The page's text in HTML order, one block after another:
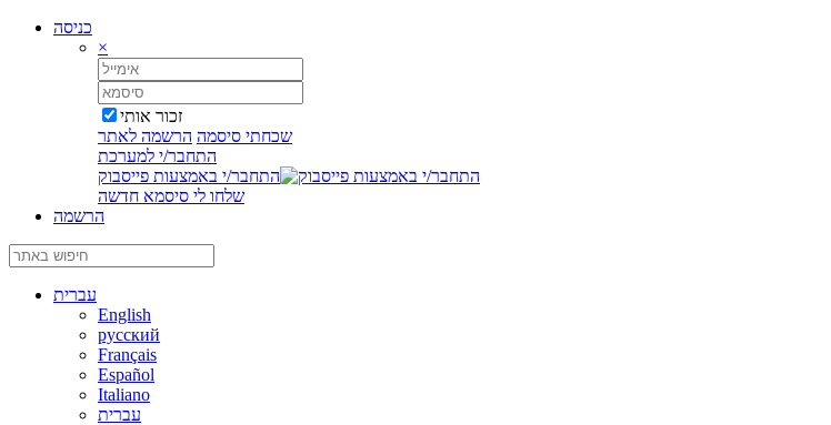
כניסה
×
זכור אותי
שכחתי סיסמה הרשמה לאתר
התחבר/י למערכת
התחבר/י באמצעות פייסבוק
שלחו לי סיסמא חדשה
הרשמה
עברית
English
русский
Français
Español
Italiano
עברית